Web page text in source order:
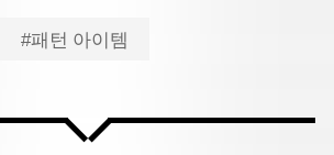
#패턴 아이템